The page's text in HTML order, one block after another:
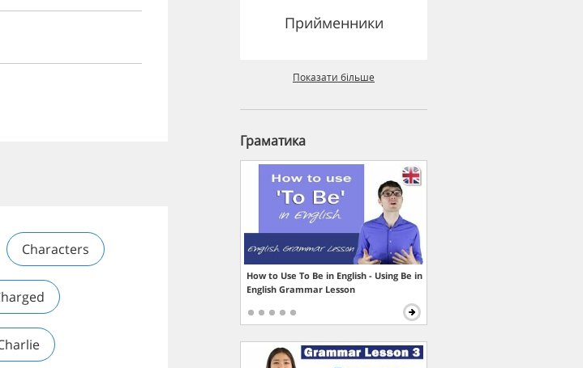
Characters
Прийменники
Показати більше
Граматика
How to Use To Be in English - Using Be in
English Grammar Lesson